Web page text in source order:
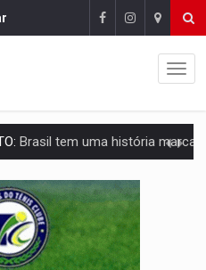
é encontrada morta dentro de residência
Pai morre em acidente na BR-364 duas semanas após
Cinco maiores colégios eleitorais concentram 53,7% dos
Largada foi dada e candidatos ao Governo de RO partem